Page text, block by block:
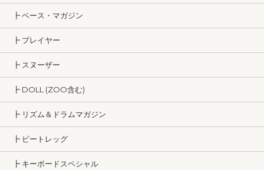
┣ ベース・マガジン
┣ プレイヤー
┣ スヌーザー
┣ DOLL (ZOO含む)
┣ リズム＆ドラムマガジン
┣ ビートレッグ
┣ キーボードスペシャル